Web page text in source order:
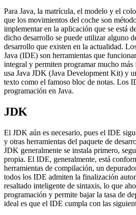
Para Java, la matrícula, el modelo y el
que los movimientos del coche son
implementar en la aplicación que se está
dicho desarrollo se puede utilizar alguno
desarrollo que existen en la actualidad.
Java (IDE) son herramientas que
integral y permiten programar mucho más
usa Java JDK (Java Development Kit) y
texto como el famoso bloc de notas. Los
programación en Java.
JDK
El JDK aún es necesario, pues el IDE
y otras herramientas del paquete de
JDK generalmente se instala primero,
propia. El IDE, generalmente, está
herramientas de compilación, un
todos los IDE admiten la finalización
resaltado inteligente de sintaxis, lo que
programación y permite bajar la tasa de
ideal es que el IDE cumpla con las